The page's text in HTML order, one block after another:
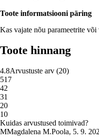
Toote informatsiooni päring
Kas vajate nõu parameetrite või
Toote hinnang
4.8Arvustuste arv (20)
517
42
31
20
10
Kuidas arvustused toimivad?
MMagdalena M.Poola, 5. 9.